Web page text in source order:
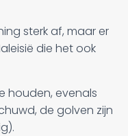
sterk af, maar er
die het ook
houden, evenals
de golven zijn